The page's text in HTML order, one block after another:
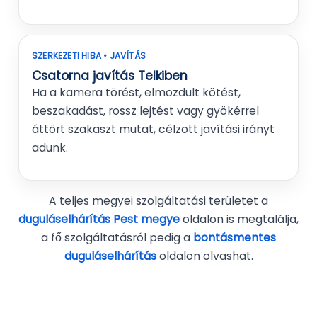
SZERKEZETI HIBA • JAVÍTÁS
Csatorna javítás Telkiben
Ha a kamera törést, elmozdult kötést,
beszakadást, rossz lejtést vagy gyökérrel
áttört szakaszt mutat, célzott javítási irányt
adunk.
A teljes megyei szolgáltatási területet a
duguláselhárítás Pest megyeoldalon is megtalálja,
a fő szolgáltatásról pedig a bontásmentes
duguláselhárításoldalon olvashat.